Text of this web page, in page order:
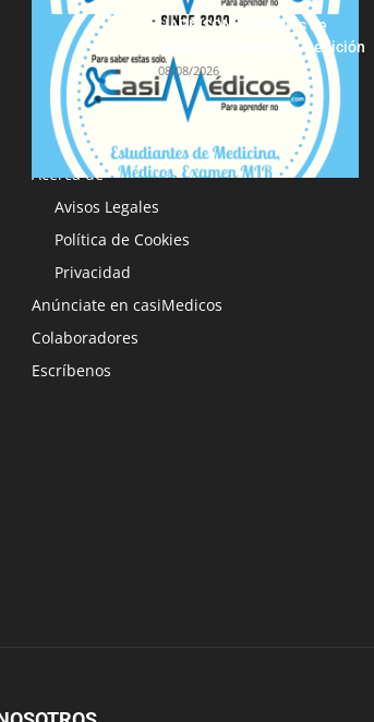
HARRISON Principios de
Medicina Interna, 19.ª edición
08/08/2026
Acerca de
Avisos Legales
Política de Cookies
Privacidad
Anúnciate en casiMedicos
Colaboradores
Escríbenos